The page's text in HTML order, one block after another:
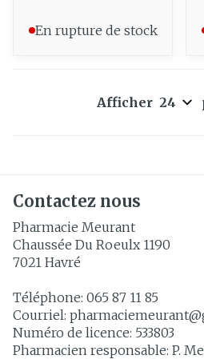
En rupture de stock
Afficher
Contactez nous
Pharmacie Meurant
Chaussée Du Roeulx 1190
7021 Havré
Téléphone: 065 87 11 85
Courriel: pharmaciemeurant@
Numéro de licence: 533803
Pharmacien responsable: P.